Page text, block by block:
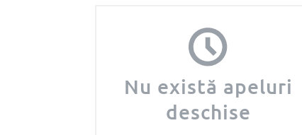
Nu există apeluri
deschise